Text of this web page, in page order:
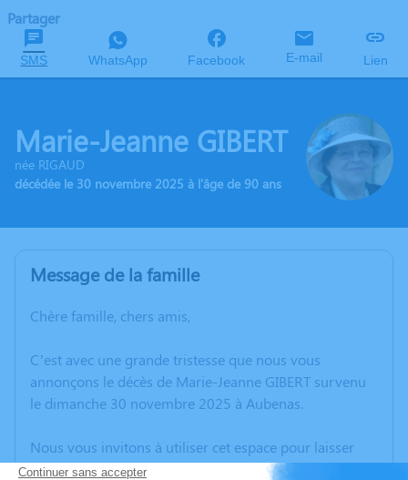
Partager
SMS WhatsApp Facebook E-mail Lien
Marie-Jeanne GIBERT
née RIGAUD
décédée le 30 novembre 2025 à l'âge de 90 ans
Message de la famille
Chère famille, chers amis,
C’est avec une grande tristesse que nous vous
annonçons le décès de Marie-Jeanne GIBERT survenu
le dimanche 30 novembre 2025 à Aubenas.
Nous vous invitons à utiliser cet espace pour laisser
vos condoléances, partager des photos souvenirs, une